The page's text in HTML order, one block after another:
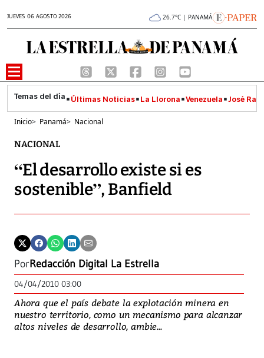
JUEVES 06 AGOSTO 2026 26.7°C | PANAMÁ
Últimas Noticias La Llorona Venezuela José
Inicio> Panamá> Nacional
NACIONAL
“El desarrollo existe si es
sostenible”, Banfield
PorRedacción Digital La Estrella
04/04/2010 03:00
Ahora que el país debate la explotación minera en
nuestro territorio, como un mecanismo para alcanzar
altos niveles de desarrollo, ambie...